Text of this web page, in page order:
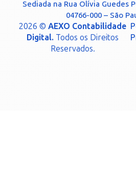
Sediada na Rua Olívia Guedes
04766-000 – São
2026 ©AEXO Contabilidade
Digital. Todos os Direitos
Reservados.